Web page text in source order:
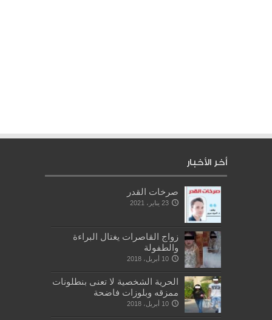
أخر الأخبار
صرخات القدر
23 يناير، 2021
زواج القاصرات يغتال البراءة
والطفولة
10 أبريل، 2018
الحرية الشخصية لا تعنى بنطلونات
ممزقه وبلوزات فاضحة
10 أبريل، 2018